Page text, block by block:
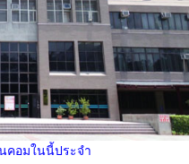
คอมในนี้ประจำ